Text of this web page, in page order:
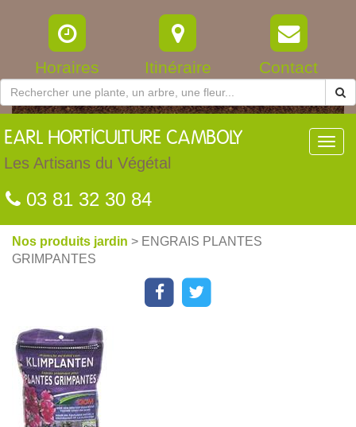
Horaires Itinéraire Contact
EARL HORTICULTURE CAMBOLY
Les Artisans du Végétal
03 81 32 30 84
Nos produits jardin > ENGRAIS PLANTES
GRIMPANTES